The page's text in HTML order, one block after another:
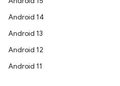
Android 14
Android 13
Android 12
Android 11